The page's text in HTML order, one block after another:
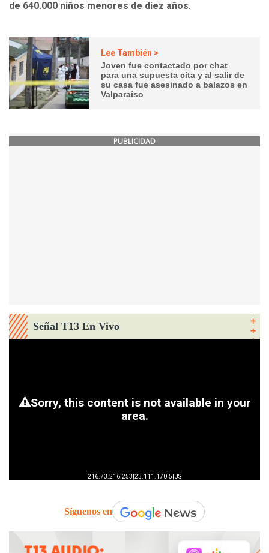
de 640.000 niños menores de diez años.
Lee También >
Joven fue contactado por chat
para una supuesta cita y al salir de
su casa fue asesinado a balazos en
Valparaíso
PUBLICIDAD
Señal T13 En Vivo
Síguenos en